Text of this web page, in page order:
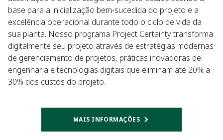
base para a inicialização bem-sucedida do projeto e a
excelência operacional durante todo o ciclo de vida da
sua planta. Nosso programa Project Certainty transforma
digitalmente seu projeto através de estratégias modernas
de gerenciamento de projetos, práticas inovadoras de
engenharia e tecnologias digitais que eliminam até 20% a
30% dos custos do projeto.
MAIS INFORMAÇÕES